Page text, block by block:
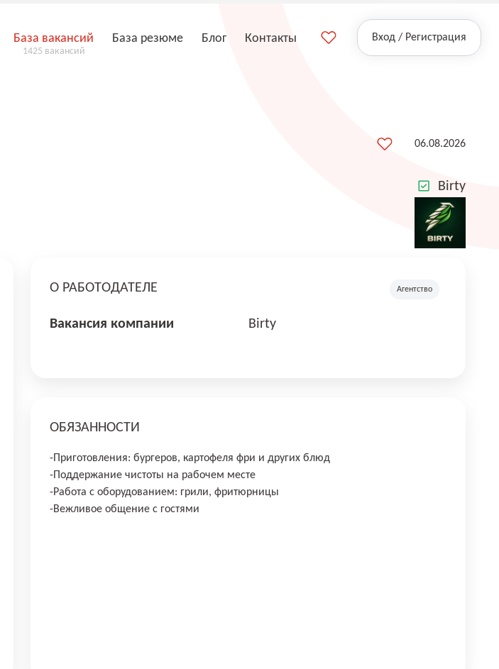
База вакансий
1425 вакансий
База резюме Блог Контакты Вход / Регистрация
06.08.2026
Birty
О РАБОТОДАТЕЛЕ Агентство
Вакансия компании Birty
ОБЯЗАННОСТИ
-Приготовления: бургеров, картофеля фри и других блюд
-Поддержание чистоты на рабочем месте
-Работа с оборудованием: грили, фритюрницы
-Вежливое общение с гостями